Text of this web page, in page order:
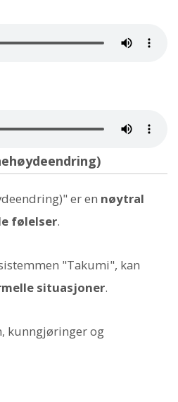
er en nøytral
følelser.
"Takumi", kan
situasjoner.
kunngjøringer og